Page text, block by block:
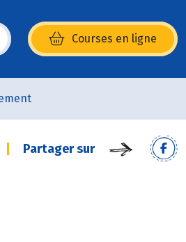
Courses en ligne
fenêtre)
Partager sur